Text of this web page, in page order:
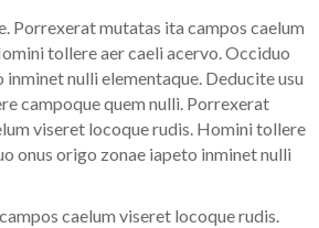
Porrexerat mutatas ita campos caelum
tollere aer caeli acervo. Occiduo
nulli elementaque. Deducite usu
campoque quem nulli. Porrexerat
viseret locoque rudis. Homini tollere
onus origo zonae iapeto inminet nulli
caelum viseret locoque rudis.